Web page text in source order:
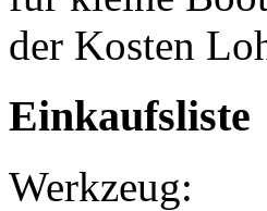
der Kosten
Einkaufsliste
Werkzeug: